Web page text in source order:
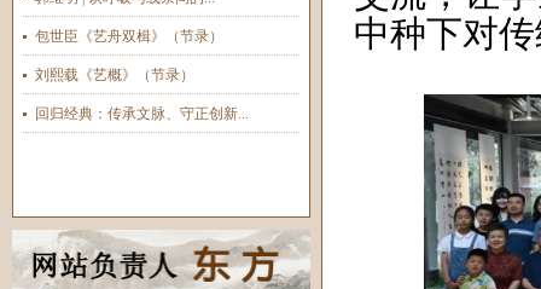
包世臣《艺舟双楫》（节录）
刘熙载《艺概》（节录）
回归经典：传承文脉、守正创新...
中种下对